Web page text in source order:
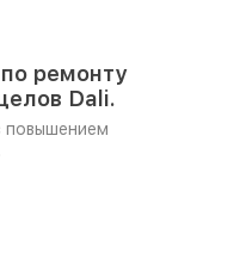
ремонту
Dali.
повышением